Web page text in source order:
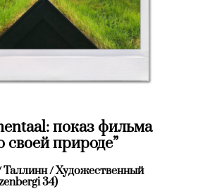
показ фильма
своей природе”
Таллинн / Художественный
34)